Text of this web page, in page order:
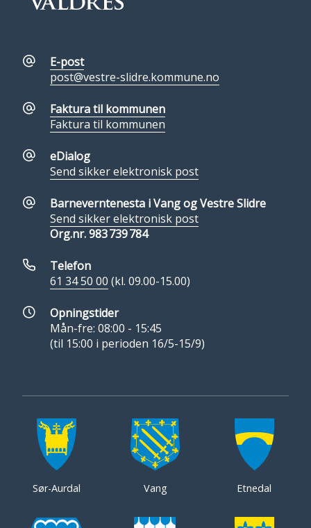
E-post
post@vestre-slidre.kommune.no
Faktura til kommunen
Faktura til kommunen
eDialog
Send sikker elektronisk post
Barneverntenesta i Vang og Vestre Slidre
Send sikker elektronisk post
Org.nr. 983 739 784
Telefon
61 34 50 00 (kl. 09.00-15.00)
Opningstider
Mån-fre: 08:00 - 15:45
(til 15:00 i perioden 16/5-15/9)
Sør-Aurdal Vang Etnedal